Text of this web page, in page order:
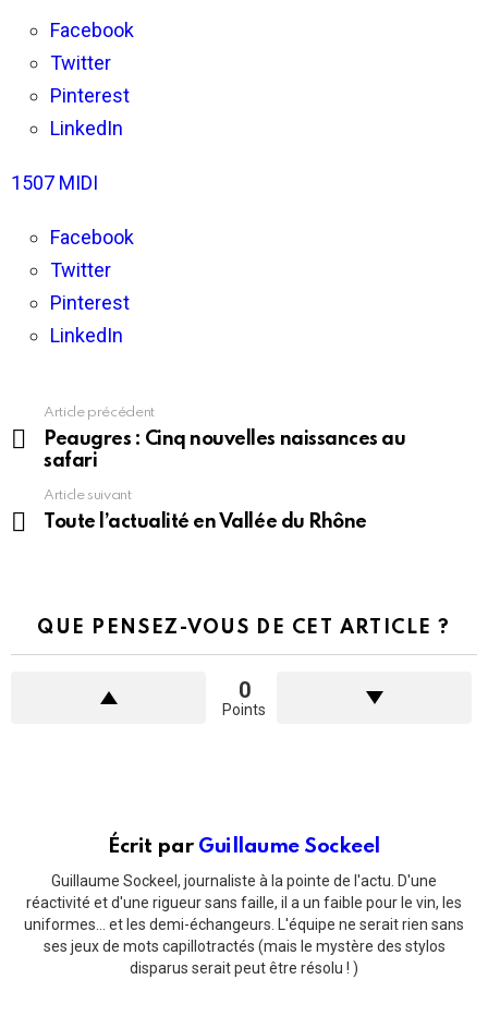
Facebook
Twitter
Pinterest
LinkedIn
1507 MIDI
Facebook
Twitter
Pinterest
LinkedIn
voir
Article précédent
Peaugres : Cinq nouvelles naissances au
safari
Article suivant
Toute l’actualité en Vallée du Rhône
QUE PENSEZ-VOUS DE CET ARTICLE ?
0
Points
Écrit par Guillaume Sockeel
Guillaume Sockeel, journaliste à la pointe de l'actu. D'une
réactivité et d'une rigueur sans faille, il a un faible pour le vin, les
uniformes... et les demi-échangeurs. L'équipe ne serait rien sans
ses jeux de mots capillotractés (mais le mystère des stylos
disparus serait peut être résolu ! )